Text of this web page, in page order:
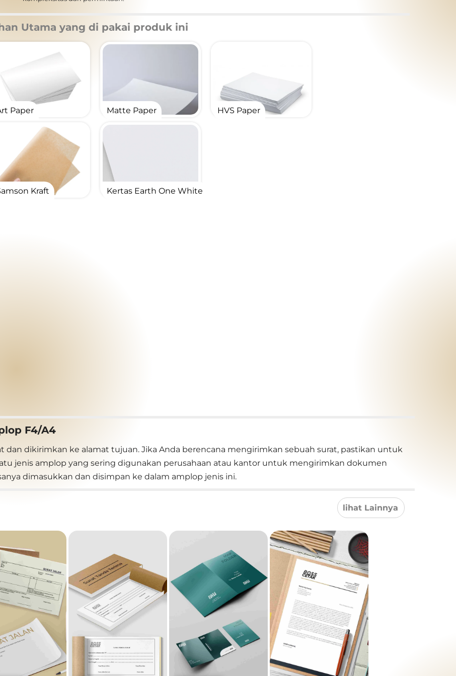
Utama yang di pakai produk ini
Paper Matte Paper HVS Paper
Kraft Kertas Earth One White
F4/A4
dan dikirimkan ke alamat tujuan. Jika Anda berencana mengirimkan sebuah surat, pastikan untuk
jenis amplop yang sering digunakan perusahaan atau kantor untuk mengirimkan dokumen
dimasukkan dan disimpan ke dalam amplop jenis ini.
lihat Lainnya